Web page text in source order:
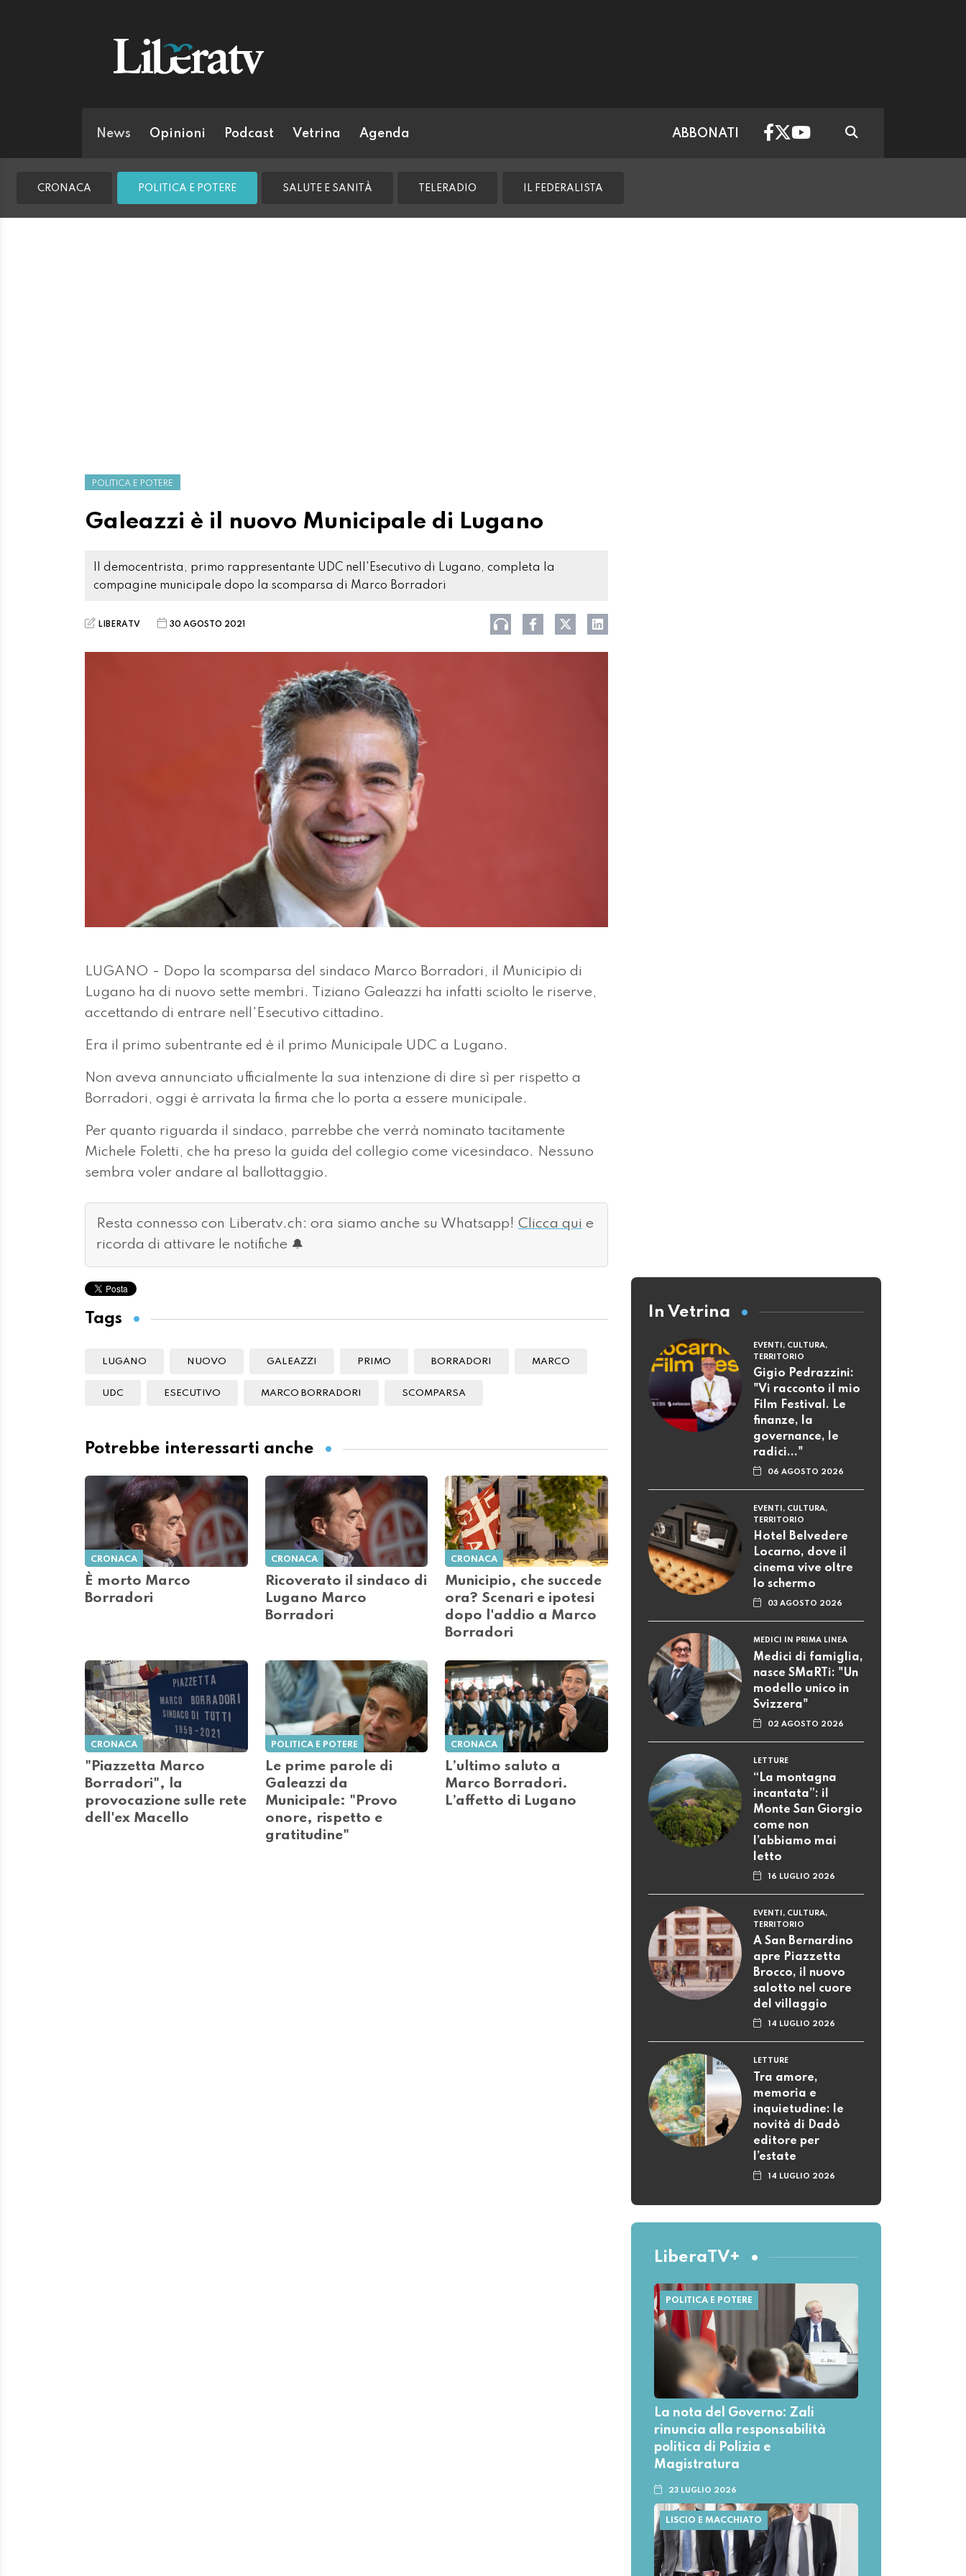
News Opinioni Podcast Vetrina Agenda ABBONATI
CRONACA POLITICA E POTERE SALUTE E SANITÀ TELERADIO IL FEDERALISTA
POLITICA E POTERE
Galeazzi è il nuovo Municipale di Lugano
Il democentrista, primo rappresentante UDC nell'Esecutivo di Lugano, completa la
compagine municipale dopo la scomparsa di Marco Borradori
LIBERATV 30 AGOSTO 2021
LUGANO - Dopo la scomparsa del sindaco Marco Borradori, il Municipio di
Lugano ha di nuovo sette membri. Tiziano Galeazzi ha infatti sciolto le riserve,
accettando di entrare nell'Esecutivo cittadino.
Era il primo subentrante ed è il primo Municipale UDC a Lugano.
Non aveva annunciato ufficialmente la sua intenzione di dire sì per rispetto a
Borradori, oggi è arrivata la firma che lo porta a essere municipale.
Per quanto riguarda il sindaco, parrebbe che verrà nominato tacitamente
Michele Foletti, che ha preso la guida del collegio come vicesindaco. Nessuno
sembra voler andare al ballottaggio.
Resta connesso con Liberatv.ch: ora siamo anche su Whatsapp! Clicca qui e
ricorda di attivare le notifiche 🔔
Tags
LUGANO NUOVO GALEAZZI PRIMO BORRADORI MARCO
UDC ESECUTIVO MARCO BORRADORI SCOMPARSA
Potrebbe interessarti anche
CRONACA
È morto Marco
Borradori
CRONACA
Ricoverato il sindaco di
Lugano Marco
Borradori
CRONACA
Municipio, che succede
ora? Scenari e ipotesi
dopo l'addio a Marco
Borradori
CRONACA
"Piazzetta Marco
Borradori", la
provocazione sulle rete
dell'ex Macello
POLITICA E POTERE
Le prime parole di
Galeazzi da
Municipale: "Provo
onore, rispetto e
gratitudine"
CRONACA
L’ultimo saluto a
Marco Borradori.
L’affetto di Lugano
In Vetrina
EVENTI, CULTURA,
TERRITORIO
Gigio Pedrazzini:
"Vi racconto il mio
Film Festival. Le
finanze, la
governance, le
radici..."
06 AGOSTO 2026
EVENTI, CULTURA,
TERRITORIO
Hotel Belvedere
Locarno, dove il
cinema vive oltre
lo schermo
03 AGOSTO 2026
MEDICI IN PRIMA LINEA
Medici di famiglia,
nasce SMaRTi: "Un
modello unico in
Svizzera"
02 AGOSTO 2026
LETTURE
“La montagna
incantata”: il
Monte San Giorgio
come non
l’abbiamo mai
letto
16 LUGLIO 2026
EVENTI, CULTURA,
TERRITORIO
A San Bernardino
apre Piazzetta
Brocco, il nuovo
salotto nel cuore
del villaggio
14 LUGLIO 2026
LETTURE
Tra amore,
memoria e
inquietudine: le
novità di Dadò
editore per
l’estate
14 LUGLIO 2026
LiberaTV+
POLITICA E POTERE
La nota del Governo: Zali
rinuncia alla responsabilità
politica di Polizia e
Magistratura
23 LUGLIO 2026
LISCIO E MACCHIATO